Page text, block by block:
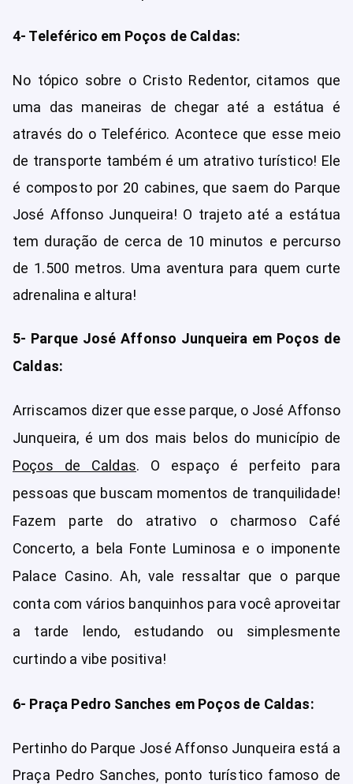
4- Teleférico em Poços de Caldas:
No tópico sobre o Cristo Redentor, citamos que
uma das maneiras de chegar até a estátua é
através do o Teleférico. Acontece que esse meio
de transporte também é um atrativo turístico! Ele
é composto por 20 cabines, que saem do Parque
José Affonso Junqueira! O trajeto até a estátua
tem duração de cerca de 10 minutos e percurso
de 1.500 metros. Uma aventura para quem curte
adrenalina e altura!
5- Parque José Affonso Junqueira em Poços de
Caldas:
Arriscamos dizer que esse parque, o José Affonso
Junqueira, é um dos mais belos do município de
Poços de Caldas. O espaço é perfeito para
pessoas que buscam momentos de tranquilidade!
Fazem parte do atrativo o charmoso Café
Concerto, a bela Fonte Luminosa e o imponente
Palace Casino. Ah, vale ressaltar que o parque
conta com vários banquinhos para você aproveitar
a tarde lendo, estudando ou simplesmente
curtindo a vibe positiva!
6- Praça Pedro Sanches em Poços de Caldas:
Pertinho do Parque José Affonso Junqueira está a
Praça Pedro Sanches, ponto turístico famoso de